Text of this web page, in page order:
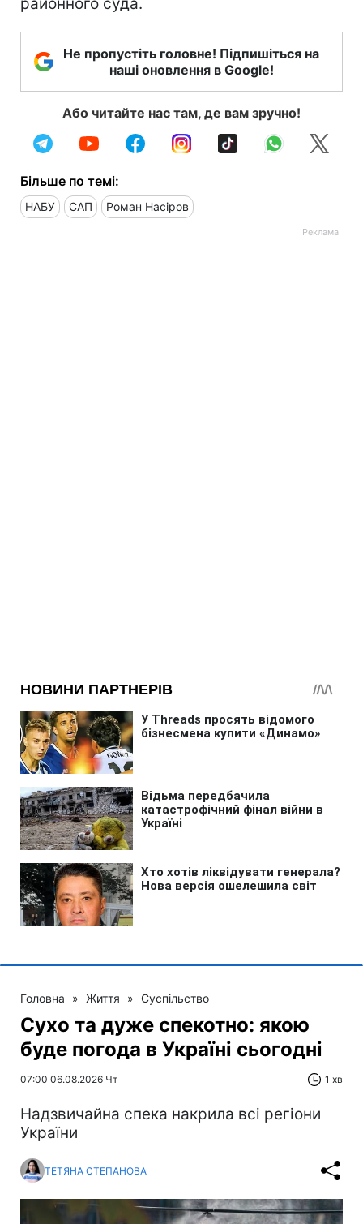
Не пропустіть головне! Підпишіться на
наші оновлення в Google!
Або читайте нас там, де вам зручно!
Більше по темі:
НАБУ САП Роман Насіров
Головна » Життя » Суспільство
Сухо та дуже спекотно: якою
буде погода в Україні сьогодні
07:00 06.08.2026 Чт 1 хв
Надзвичайна спека накрила всі регіони
України
ТЕТЯНА СТЕПАНОВА